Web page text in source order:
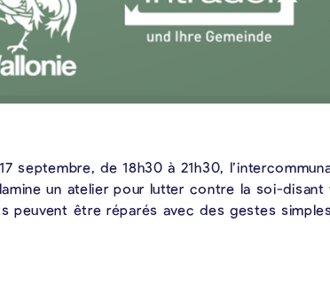
septembre, de 18h30 à 21h30,
un atelier pour lutter contre la soi-
peuvent être réparés avec des gestes